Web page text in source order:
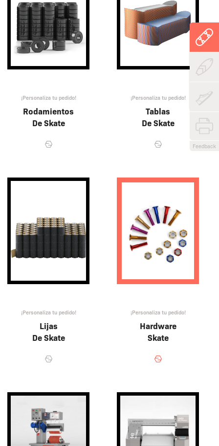
Feedback
¡Personaliza tu pedido!
Rodamientos
De Skate
¡Personaliza tu pedido!
Tablas
De Skate
¡Personaliza tu pedido!
Lijas
De Skate
¡Personaliza tu pedido!
Hardware
Skate